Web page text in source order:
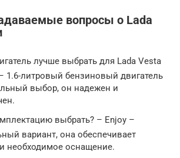
вопросы о Lada
лучше выбрать для Lada Vesta
1.6-литровый бензиновый двигатель
выбор, он надежен и
выбрать? – Enjoy –
вариант, она обеспечивает
необходимое оснащение.